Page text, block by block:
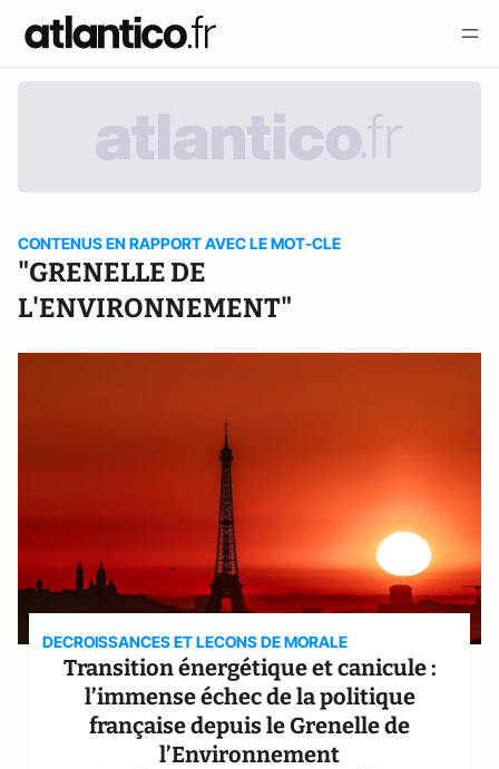
CONTENUS EN RAPPORT AVEC LE MOT-CLE
"GRENELLE DE
L'ENVIRONNEMENT"
DECROISSANCES ET LECONS DE MORALE
Transition énergétique et canicule :
l’immense échec de la politique
française depuis le Grenelle de
l’Environnement